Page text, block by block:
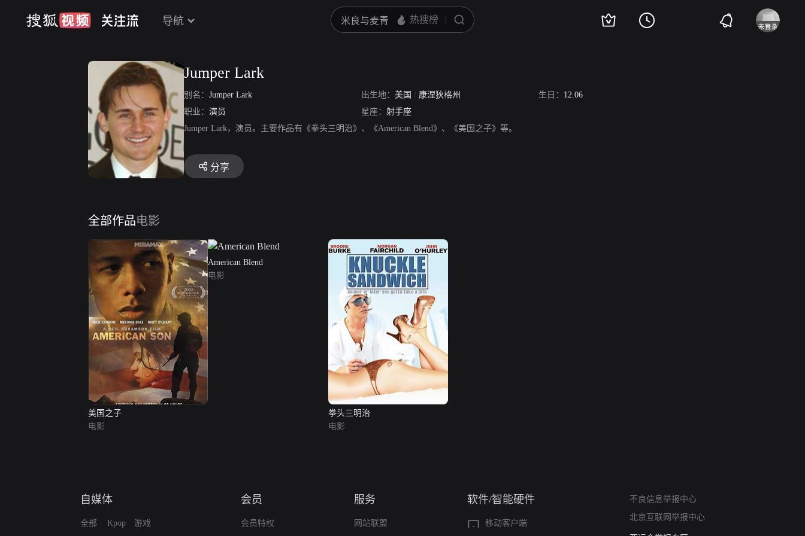
导航
Jumper Lark
别名： Jumper Lark 出生地： 美国 / 康涅狄格州 生日： 12.06
职业： 演员 星座： 射手座
Jumper Lark，演员。主要作品有《拳头三明治》、《American Blend》、《美国之子》等。
分享
全部作品电影
美国之子
电影
American Blend
电影
拳头三明治
电影
自媒体
全部 Kpop 游戏
会员
会员特权
服务
网站联盟
软件/智能硬件
移动客户端
不良信息举报中心
北京互联网举报中心
算法推荐专项举报